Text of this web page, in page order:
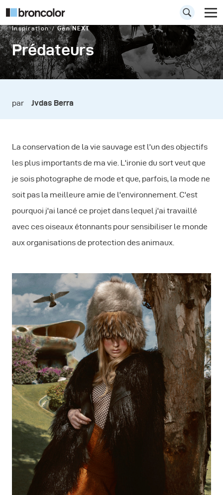
Inspiration Gen NEXT
Prédateurs
par Jvdas Berra
La conservation de la vie sauvage est l'un des objectifs
les plus importants de ma vie. L'ironie du sort veut que
je sois photographe de mode et que, parfois, la mode ne
soit pas la meilleure amie de l'environnement. C'est
pourquoi j'ai lancé ce projet dans lequel j'ai travaillé
avec ces oiseaux étonnants pour sensibiliser le monde
aux organisations de protection des animaux.